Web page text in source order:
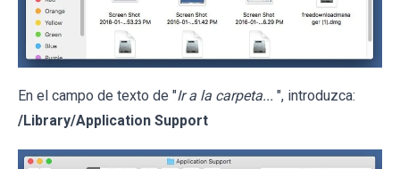
En el campo de texto de "Ir a la carpeta... ", introduzca:
/Library/Application Support